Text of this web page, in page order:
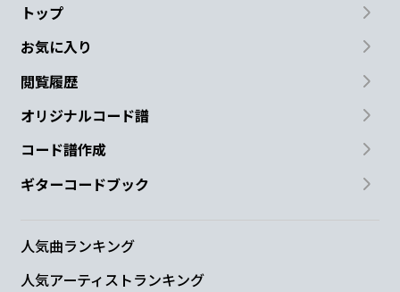
トップ
お気に入り
閲覧履歴
オリジナルコード譜
コード譜作成
ギターコードブック
人気曲ランキング
人気アーティストランキング